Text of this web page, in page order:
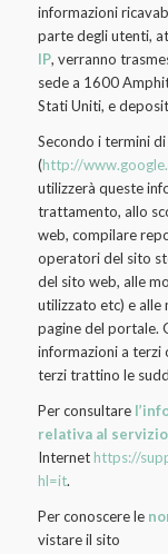
informazioni
parte degli utenti,
IP, verranno
sede a 1600
Stati Uniti, e
Secondo i termini
(http://
utilizzerà queste
trattamento, allo
web, compilare
operatori del sito
del sito web, alle
utilizzato etc) e alle
pagine del portale.
informazioni a terzi
terzi trattino le
Per consultare
relativa al
Internet https://
hl=it.
Per conoscere le
vistare il sito